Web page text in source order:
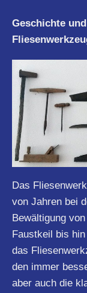
Geschichte
Das
von Jahren bei
Bewältigung
Faustkeil bis
das
den immer
aber auch die